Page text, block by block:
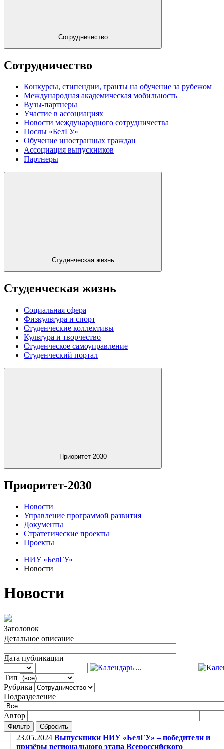
Сотрудничество
Сотрудничество
Конкурсы, стипендии, гранты на обучение за рубежом
Международная академическая мобильность
Вузы-партнеры
Участие в ассоциациях
Новости международного сотрудничества
Послы «БелГУ»
Обучение иностранных граждан
Ассоциация выпускников
Партнеры
Студенческая жизнь
Студенческая жизнь
Социальная сфера
Физкультура и спорт
Студенческие коллективы
Культура и творчество
Студенческое самоуправление
Студенческий портал
Приоритет-2030
Приоритет-2030
Новости
Управление программой развития
Документы
Стратегические проекты
Проекты
НИУ «БелГУ»
Новости
Новости
Заголовок
Детальное описание
Дата публикации
...
Тип
Рубрика
Подразделение
Автор
Фильтр Сбросить
23.05.2024 Выпускники НИУ «БелГУ» – победители и
призёры регионального этапа Всероссийского